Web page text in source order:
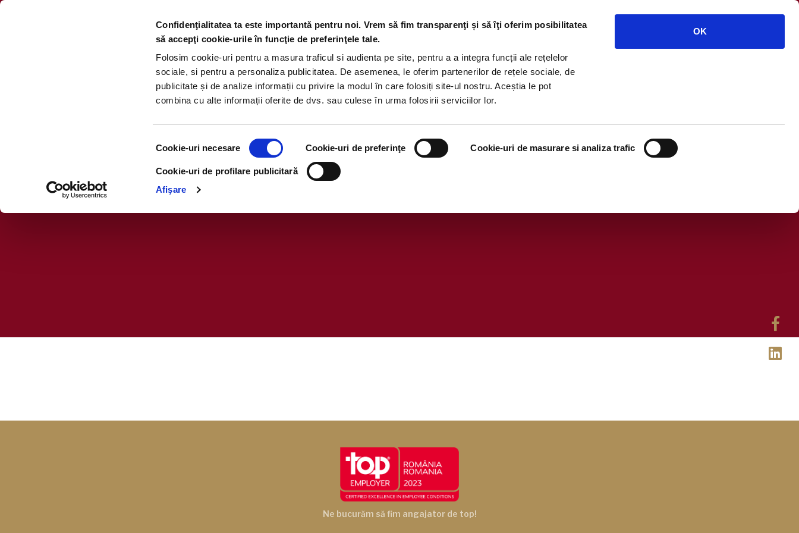
Confidenţialitatea ta este importantă pentru noi. Vrem să fim transparenţi și să îţi oferim posibilitatea
să accepţi cookie-urile în funcţie de preferinţele tale.
Folosim cookie-uri pentru a masura traficul si audienta pe site, pentru a a integra funcții ale rețelelor
sociale, si pentru a personaliza publicitatea. De asemenea, le oferim partenerilor de rețele sociale, de
publicitate și de analize informații cu privire la modul în care folosiți site-ul nostru. Aceștia le pot
combina cu alte informații oferite de dvs. sau culese în urma folosirii serviciilor lor.
consimțământului
Cookie-uri necesare Cookie-uri de preferinţe Cookie-uri de masurare si analiza trafic
Cookie-uri de profilare publicitară
Afişare
OK
Regulamentul Oficial al Campaniei „Distracția începe cu URSUS și continuă cu
Ne bucurăm să fim angajator de top!